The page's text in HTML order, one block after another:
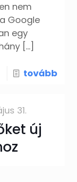
nem
Google
egy
[…]
tovább
31.
új